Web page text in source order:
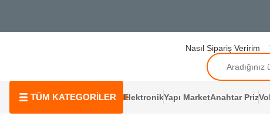
Nasıl Sipariş Veririm
TÜM KATEGORİLER ElektronikYapı MarketAnahtar Priz